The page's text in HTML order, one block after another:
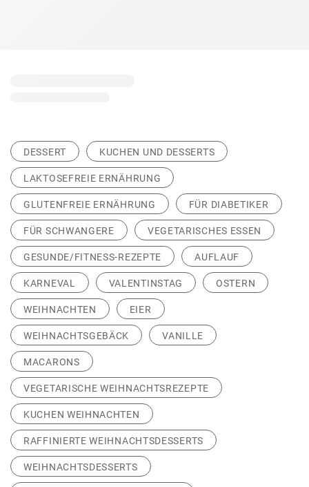
DESSERT KUCHEN UND DESSERTS
LAKTOSEFREIE ERNÄHRUNG
GLUTENFREIE ERNÄHRUNG FÜR DIABETIKER
FÜR SCHWANGERE VEGETARISCHES ESSEN
GESUNDE/FITNESS-REZEPTE AUFLAUF
KARNEVAL VALENTINSTAG OSTERN
WEIHNACHTEN EIER
WEIHNACHTSGEBÄCK VANILLE
MACARONS
VEGETARISCHE WEIHNACHTSREZEPTE
KUCHEN WEIHNACHTEN
RAFFINIERTE WEIHNACHTSDESSERTS
WEIHNACHTSDESSERTS